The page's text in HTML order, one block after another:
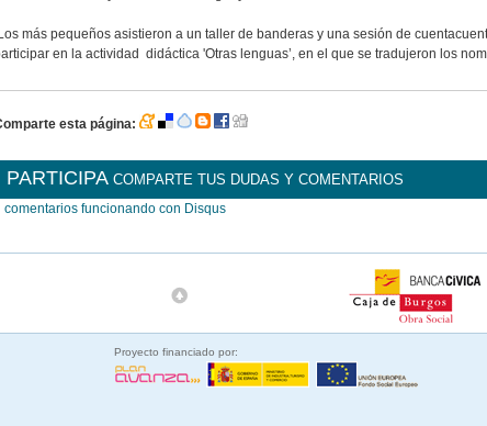
Los más pequeños asistieron a un taller de banderas y una sesión de
en la actividad didáctica 'Otras lenguas’, en el que se tradujeron los
esta página:
PARTICIPA COMPARTE TUS DUDAS Y COMENTARIOS
comentarios funcionando con Disqus
Proyecto financiado por: